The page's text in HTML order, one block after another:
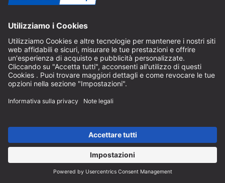
Aiuto
Indicazioni sullo scarto di batterie
Istruzioni per l'imballaggio
Spese di consegna e spedizione
Pagamento e tasse
Modulo di contatto
Diritto di recesso
Carriera